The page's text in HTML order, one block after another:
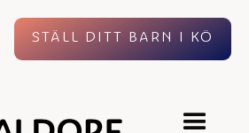
STÄLL DITT BARN I KÖ